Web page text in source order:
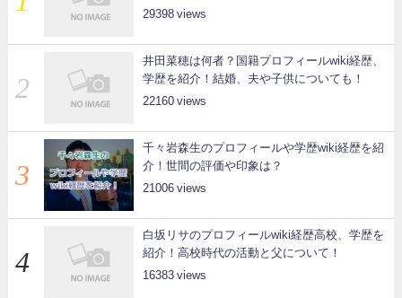
29398
井田菜穂は何者？国籍プロフィールwiki経歴、
学歴を紹介！結婚、夫や子供についても！
22160
千々岩森生のプロフィールや学歴wiki経歴を紹
介！世間の評価や印象は？
21006
白坂リサのプロフィールwiki経歴高校、学歴を
紹介！高校時代の活動と父について！
16383